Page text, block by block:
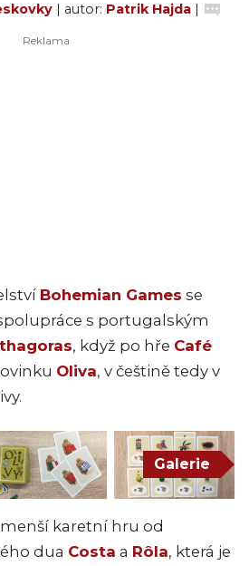
| autor: Patrik Hajda |
Bohemian Games se
s portugalským
, když po hře Café
Oliva, v češtině tedy v
Galerie
karetní hru od
dua Costa a Rôla, která je